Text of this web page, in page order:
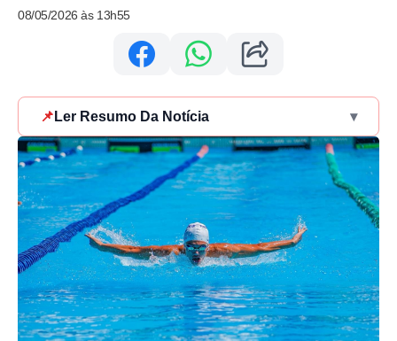
08/05/2026 às 13h55
📌 Ler Resumo Da Notícia ▾